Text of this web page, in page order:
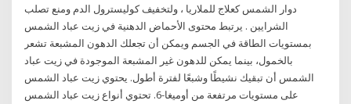
دوار الشمس كعلاج للملاريا ، ولتخفيف كوليسترول الدم ومنع تصلب
الشرايين . يرتبط محتوى الأحماض الدهنية في زيت عباد الشمس
بمستويات الطاقة في الجسم ويمكن أن تجعلك الدهون المشبعة تشعر
بالخمول، بينما يمكن للدهون غير المشبعة الموجودة في زيت عباد
الشمس أن تبقيك نشيطًا وشبعًا لفترة أطول. يحتوي زيت عباد الشمس
على مستويات مرتفعة من أوميغا-6. تحتوي أنواع زيت عباد الشمس